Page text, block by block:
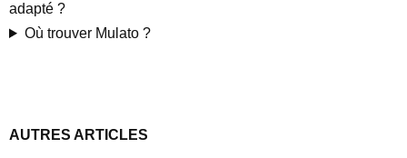
adapté ?
Où trouver Mulato ?
AUTRES ARTICLES